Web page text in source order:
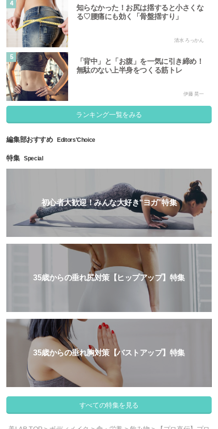
4
知らなかった！お尻は揺すると小さくな
る♡腰痛にも効く「骨盤揺すり」
清水 ろっかん
5
「背中」と「お腹」を一気に引き締め！
無駄のない上半身をつくる筋トレ
伊藤 晃一
ランキング一覧をみる
編集部おすすめ Editors'Choice
特集 Special
初心者大歓迎！みんな大好き“ヨガ”特集
35歳からの垂れ尻対策【ヒップアップ】特集
35歳からの垂れ胸対策【バストアップ】特集
すべての特集を見る